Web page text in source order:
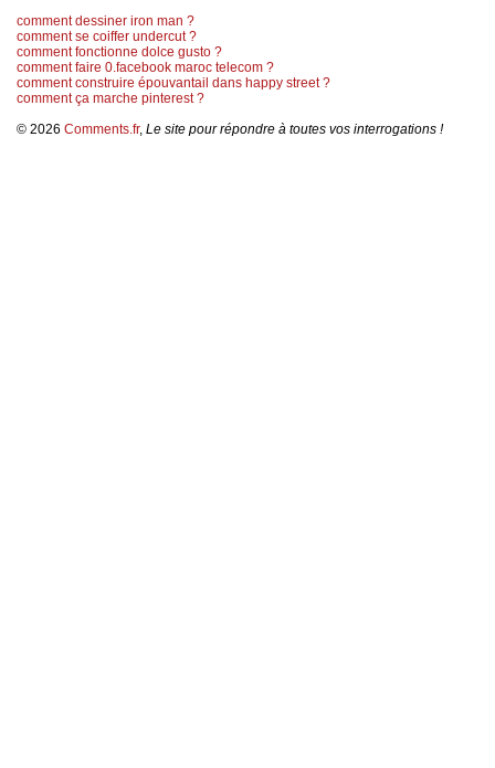
comment dessiner iron man ?
comment se coiffer undercut ?
comment fonctionne dolce gusto ?
comment faire 0.facebook maroc telecom ?
comment construire épouvantail dans happy street ?
comment ça marche pinterest ?
© 2026 Comments.fr, Le site pour répondre à toutes vos interrogations !